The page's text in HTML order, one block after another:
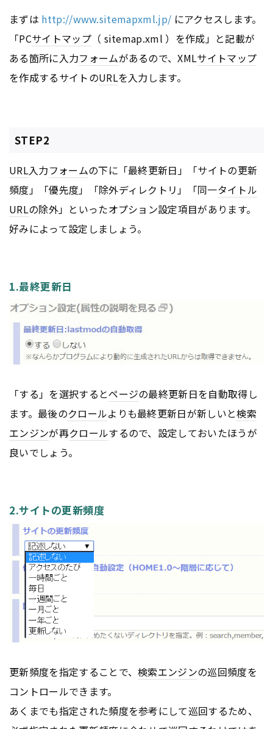
まずは http://www.sitemapxml.jp/ にアクセスします。
「PCサイトマップ（ sitemap.xml ）を作成」と記載が
ある箇所に入力フォームがあるので、XMLサイトマップ
を作成するサイトのURLを入力します。
STEP2
URL入力フォームの下に「最終更新日」「サイトの更新
頻度」「優先度」「除外ディレクトリ」「同一タイトル
URLの除外」といったオプション設定項目があります。
好みによって設定しましょう。
1.最終更新日
「する」を選択するとページの最終更新日を自動取得し
ます。最後のクロールよりも最終更新日が新しいと検索
エンジンが再クロールするので、設定しておいたほうが
良いでしょう。
2.サイトの更新頻度
更新頻度を指定することで、検索エンジンの巡回頻度を
コントロールできます。
あくまでも指定された頻度を参考にして巡回するため、